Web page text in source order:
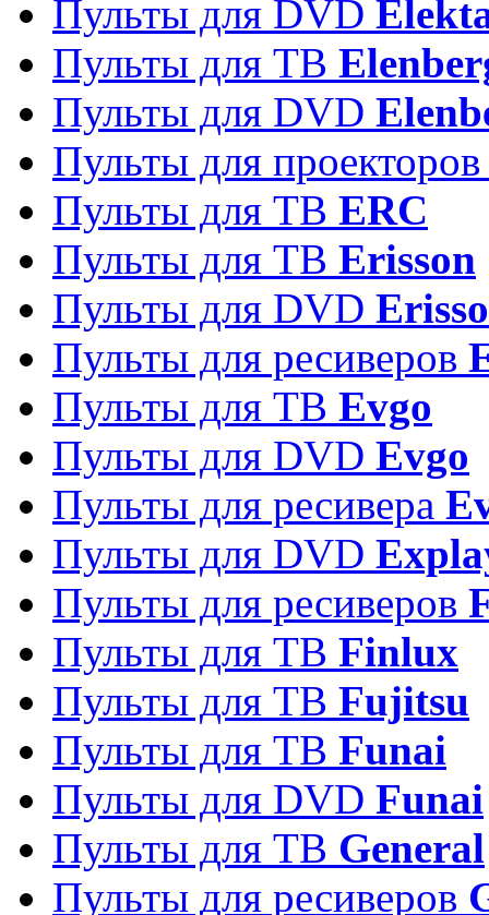
Пульты для DVD
Пульты для ТВ
Пульты для DVD
Пульты для
Пульты для ТВ ERC
Пульты для ТВ Erisson
Пульты для DVD
Пульты для ресиверов
Пульты для ТВ Evgo
Пульты для DVD Evgo
Пульты для ресивера
Пульты для DVD
Пульты для ресиверов
Пульты для ТВ Finlux
Пульты для ТВ Fujitsu
Пульты для ТВ Funai
Пульты для DVD Funai
Пульты для ТВ General
Пульты для ресиверов